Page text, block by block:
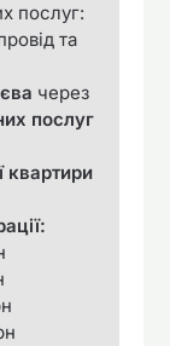
послуг:
та
через
послуг
квартири